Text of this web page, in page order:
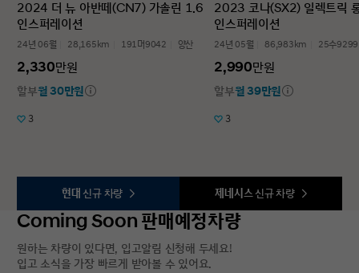
2024 더 뉴 아반떼(CN7) 가솔린 1.6
인스퍼레이션
24년 06월 28,165km 191머9042 양산
2,330만원
할부월 30만원
3
2023 코나(SX2) 일렉트릭
인스퍼레이션
24년 05월 86,983km 25수9299
2,990만원
할부월 39만원
3
현대 신규 차량 제네시스 신규 차량
Coming Soon 판매예정차량
원하는 차량이 있다면, 입고알림 신청해 두세요!
입고 소식을 가장 빠르게 받아볼 수 있어요.